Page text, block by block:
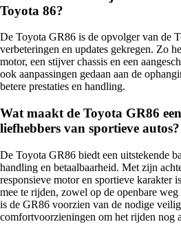
Toyota 86?
De Toyota GR86 is de opvolger van de
verbeteringen en updates gekregen. Zo
motor, een stijver chassis en een
ook aanpassingen gedaan aan de
betere prestaties en handling.
Wat maakt de Toyota GR86
liefhebbers van sportieve autos?
De Toyota GR86 biedt een uitstekende
handling en betaalbaarheid. Met zijn
responsieve motor en sportieve karakter
mee te rijden, zowel op de openbare
is de GR86 voorzien van de nodige
comfortvoorzieningen om het rijden nog